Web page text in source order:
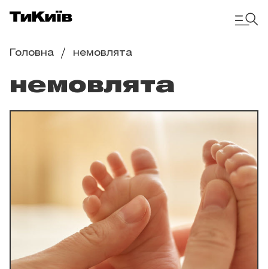
Головна немовлята
немовлята